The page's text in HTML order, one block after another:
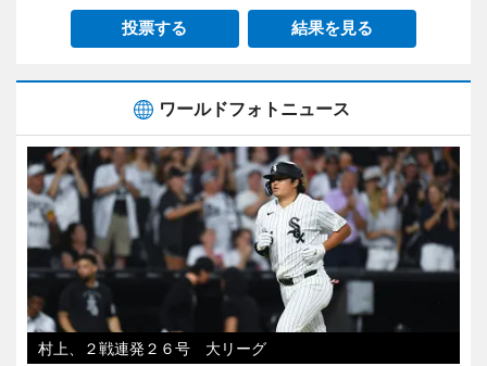
投票する 結果を見る
ワールドフォトニュース
村上、２戦連発２６号 大リーグ